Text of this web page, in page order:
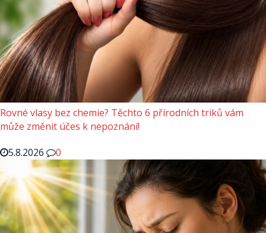
Rovné vlasy bez chemie? Těchto 6 přírodních triků vám
může změnit účes k nepoznání!
5.8.2026
0